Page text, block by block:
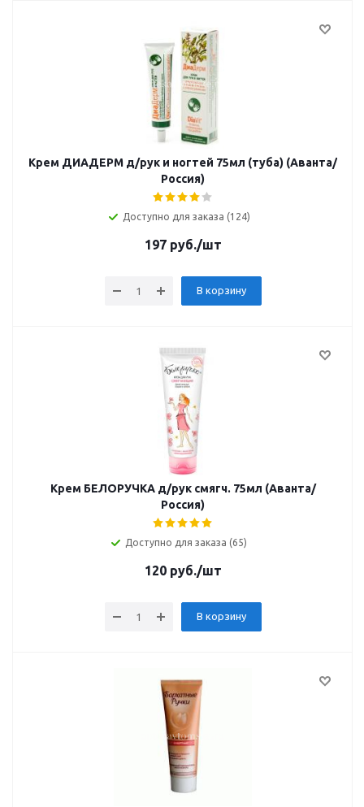
Крем ДИАДЕРМ д/рук и ногтей 75мл (туба) (Аванта/
Россия)
Доступно для заказа (124)
197руб./шт
В корзину
Крем БЕЛОРУЧКА д/рук смягч. 75мл (Аванта/
Россия)
Доступно для заказа (65)
120руб./шт
В корзину